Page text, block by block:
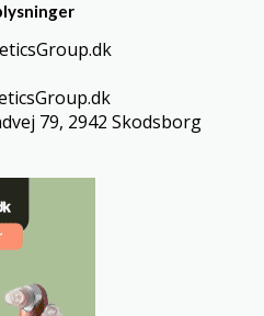
79, 2942 Skodsborg